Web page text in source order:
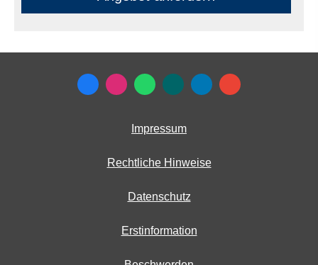
Impressum
Rechtliche Hinweise
Datenschutz
Erstinformation